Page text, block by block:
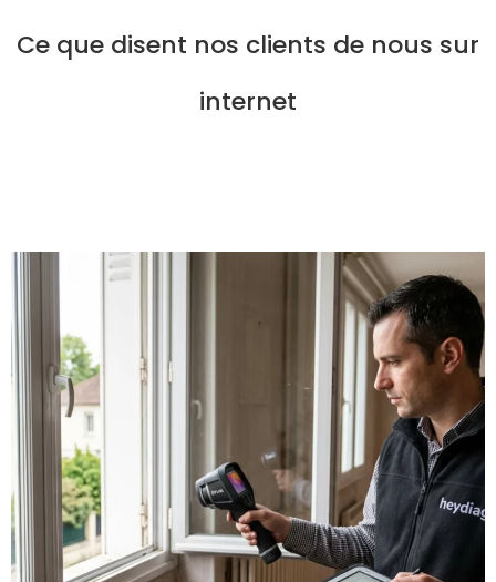
Ce que disent nos clients de nous sur
internet